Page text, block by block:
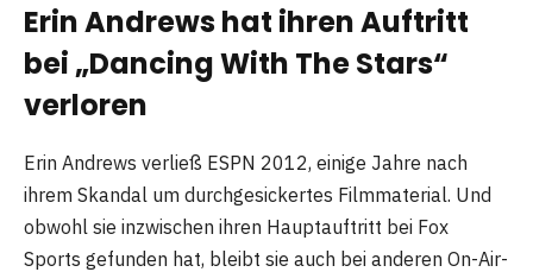
Erin Andrews hat ihren Auftritt
bei „Dancing With The Stars“
verloren
Erin Andrews verließ ESPN 2012, einige Jahre nach
ihrem Skandal um durchgesickertes Filmmaterial. Und
obwohl sie inzwischen ihren Hauptauftritt bei Fox
Sports gefunden hat, bleibt sie auch bei anderen On-Air-